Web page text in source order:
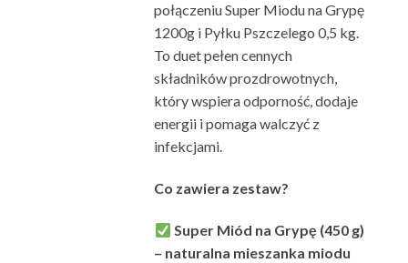
połączeniu Super Miodu na Grypę
1200g i Pyłku Pszczelego 0,5 kg.
To duet pełen cennych
składników prozdrowotnych,
który wspiera odporność, dodaje
energii i pomaga walczyć z
infekcjami.
Co zawiera zestaw?
Super Miód na Grypę (450 g)
– naturalna mieszanka miodu